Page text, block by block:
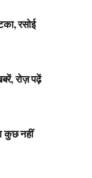
रसोई
रोज़ पढ़ें
कुछ नहीं